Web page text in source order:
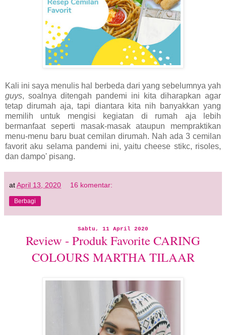
Kali ini saya menulis hal berbeda dari yang sebelumnya yah
guys, soalnya ditengah pandemi ini kita diharapkan agar
tetap dirumah aja, tapi diantara kita nih banyakkan yang
memilih untuk mengisi kegiatan di rumah aja lebih
bermanfaat seperti masak-masak ataupun mempraktikan
menu-menu baru buat cemilan dirumah. Nah ada 3 cemilan
favorit aku selama pandemi ini, yaitu cheese stikc, risoles,
dan dampo' pisang.
atApril 13, 2020 16 komentar:
Berbagi
Sabtu, 11 April 2020
Review - Produk Favorite CARING
COLOURS MARTHA TILAAR